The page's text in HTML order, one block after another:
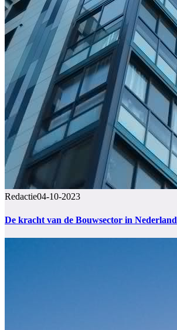
Redactie04-10-2023
De kracht van de Bouwsector in Nederland